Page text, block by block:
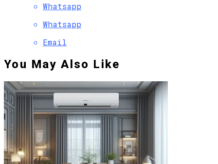
Whatsapp
Whatsapp
Email
You May Also Like